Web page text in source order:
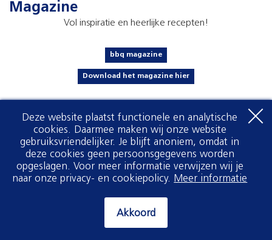
Magazine
Vol inspiratie en heerlijke recepten!
bbq magazine
Download het magazine hier
Deze website plaatst functionele en analytische
cookies. Daarmee maken wij onze website
gebruiksvriendelijker. Je blijft anoniem, omdat in
deze cookies geen persoonsgegevens worden
opgeslagen. Voor meer informatie verwijzen wij je
naar onze privacy- en cookiepolicy. Meer informatie
Akkoord